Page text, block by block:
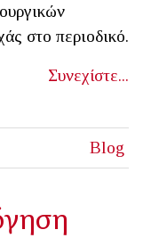
στο περιοδικό.
Συνεχίστε...
Blog